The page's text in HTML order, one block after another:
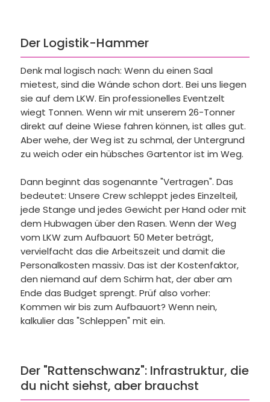
Der Logistik-Hammer
Denk mal logisch nach: Wenn du einen Saal
mietest, sind die Wände schon dort. Bei uns liegen
sie auf dem LKW. Ein professionelles Eventzelt
wiegt Tonnen. Wenn wir mit unserem 26-Tonner
direkt auf deine Wiese fahren können, ist alles gut.
Aber wehe, der Weg ist zu schmal, der Untergrund
zu weich oder ein hübsches Gartentor ist im Weg.
Dann beginnt das sogenannte "Vertragen". Das
bedeutet: Unsere Crew schleppt jedes Einzelteil,
jede Stange und jedes Gewicht per Hand oder mit
dem Hubwagen über den Rasen. Wenn der Weg
vom LKW zum Aufbauort 50 Meter beträgt,
vervielfacht das die Arbeitszeit und damit die
Personalkosten massiv. Das ist der Kostenfaktor,
den niemand auf dem Schirm hat, der aber am
Ende das Budget sprengt. Prüf also vorher:
Kommen wir bis zum Aufbauort? Wenn nein,
kalkulier das "Schleppen" mit ein.
Der "Rattenschwanz": Infrastruktur, die
du nicht siehst, aber brauchst